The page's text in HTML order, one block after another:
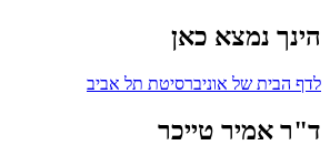
הינך נמצא כאן
לדף הבית של אוניברסיטת תל אביב
ד"ר אמיר טייכר